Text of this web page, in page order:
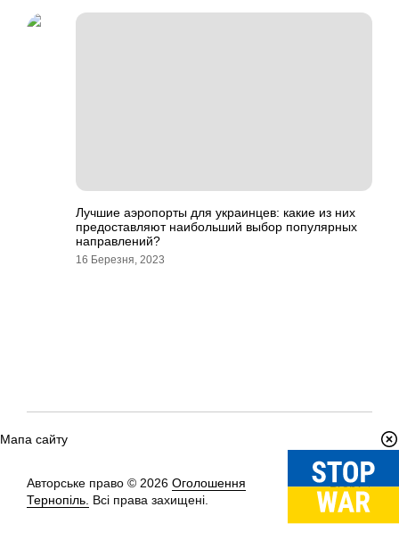
Лучшие аэропорты для украинцев: какие из них
предоставляют наибольший выбор популярных
направлений?
16 Березня, 2023
Мапа сайту
Авторське право © 2026 Оголошення
Тернопіль. Всі права захищені.
Вгору